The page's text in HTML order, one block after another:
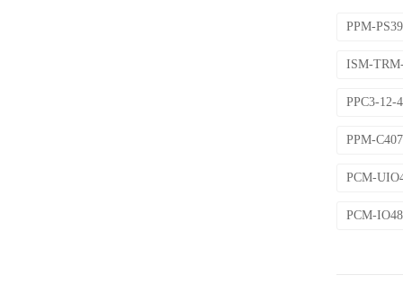
PPM-
ISM-
PPC3-12-
PPM-
PCM-
PCM-